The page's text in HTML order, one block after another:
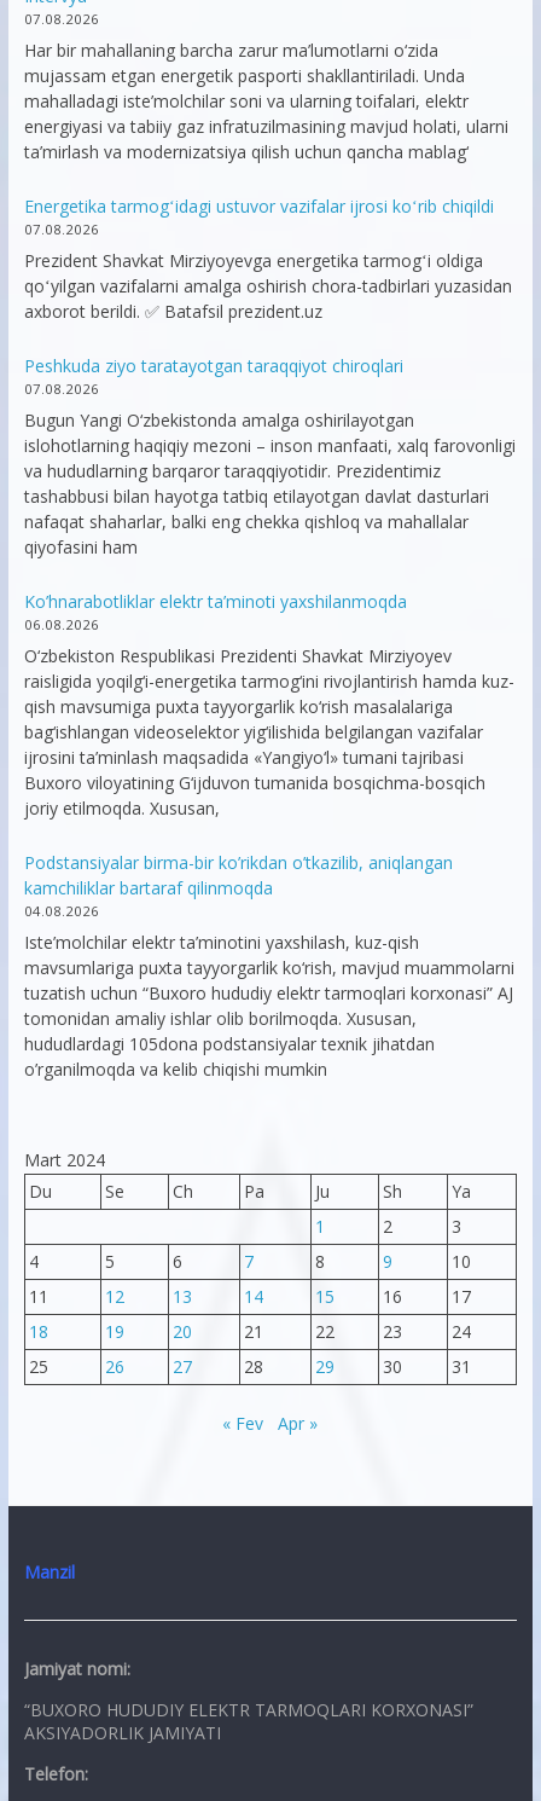
07.08.2026
Har bir mahallaning barcha zarur ma’lumotlarni o‘zida
mujassam etgan energetik pasporti shakllantiriladi. Unda
mahalladagi iste’molchilar soni va ularning toifalari, elektr
energiyasi va tabiiy gaz infratuzilmasining mavjud holati, ularni
ta’mirlash va modernizatsiya qilish uchun qancha mablag‘
Energetika tarmogʻidagi ustuvor vazifalar ijrosi koʻrib chiqildi
07.08.2026
Prezident Shavkat Mirziyoyevga energetika tarmogʻi oldiga
qoʻyilgan vazifalarni amalga oshirish chora-tadbirlari yuzasidan
axborot berildi. ✅ Batafsil prezident.uz
Peshkuda ziyo taratayotgan taraqqiyot chiroqlari
07.08.2026
Bugun Yangi O‘zbekistonda amalga oshirilayotgan
islohotlarning haqiqiy mezoni – inson manfaati, xalq farovonligi
va hududlarning barqaror taraqqiyotidir. Prezidentimiz
tashabbusi bilan hayotga tatbiq etilayotgan davlat dasturlari
nafaqat shaharlar, balki eng chekka qishloq va mahallalar
qiyofasini ham
Ko’hnarabotliklar elektr ta’minoti yaxshilanmoqda
06.08.2026
O‘zbekiston Respublikasi Prezidenti Shavkat Mirziyoyev
raisligida yoqilg‘i-energetika tarmog‘ini rivojlantirish hamda kuz-
qish mavsumiga puxta tayyorgarlik ko‘rish masalalariga
bag‘ishlangan videoselektor yig‘ilishida belgilangan vazifalar
ijrosini ta’minlash maqsadida «Yangiyo‘l» tumani tajribasi
Buxoro viloyatining G‘ijduvon tumanida bosqichma-bosqich
joriy etilmoqda. Xususan,
Podstansiyalar birma-bir ko’rikdan o’tkazilib, aniqlangan
kamchiliklar bartaraf qilinmoqda
04.08.2026
Iste’molchilar elektr ta’minotini yaxshilash, kuz-qish
mavsumlariga puxta tayyorgarlik ko‘rish, mavjud muammolarni
tuzatish uchun “Buxoro hududiy elektr tarmoqlari korxonasi” AJ
tomonidan amaliy ishlar olib borilmoqda. Xususan,
hududlardagi 105dona podstansiyalar texnik jihatdan
o’rganilmoqda va kelib chiqishi mumkin
Mart 2024
Du
Se Ch Pa Ju Sh
Ya
1
2
3
4
5 6 7 8 9
10
11
12 13 14 15 16
17
18
19 20 21 22 23
24
25
26 27 28 29 30 31
« Fev Apr »
Manzil
Jamiyat nomi:
“BUXORO HUDUDIY ELEKTR TARMOQLARI KORXONASI”
AKSIYADORLIK JAMIYATI
Telefon: